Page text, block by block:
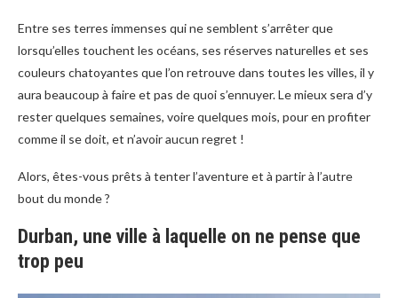
Entre ses terres immenses qui ne semblent s’arrêter que
lorsqu’elles touchent les océans, ses réserves naturelles et ses
couleurs chatoyantes que l’on retrouve dans toutes les villes, il y
aura beaucoup à faire et pas de quoi s’ennuyer. Le mieux sera d’y
rester quelques semaines, voire quelques mois, pour en profiter
comme il se doit, et n’avoir aucun regret !
Alors, êtes-vous prêts à tenter l’aventure et à partir à l’autre
bout du monde ?
Durban, une ville à laquelle on ne pense que
trop peu